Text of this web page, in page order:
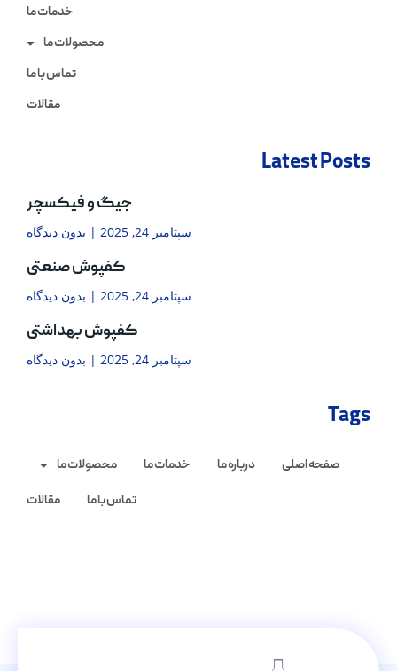
خدمات ما
محصولات ما
تماس با ما
مقالات
Latest Posts
جیگ و فیکسچر
سپتامبر 24, 2025 بدون دیدگاه
کفپوش صنعتی
سپتامبر 24, 2025 بدون دیدگاه
کفپوش بهداشتی
سپتامبر 24, 2025 بدون دیدگاه
Tags
صفحه اصلی درباره ما خدمات ما
محصولات ما
تماس با ما
مقالات